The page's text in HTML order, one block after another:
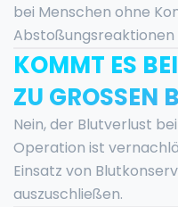
bei Menschen ohne
Abstoßungsreaktionen
KOMMT ES
ZU GROSSEN
Nein, der Blutverlust
Operation ist
Einsatz von
auszuschließen.